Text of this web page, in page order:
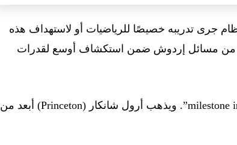
جرى تدريبه خصيصًا للرياضيات أو لاستهداف هذه
من مسائل إردوش ضمن استكشاف أوسع لقدرات
يصف تيم غاورز (ميدالية فيلدز) النتيجة بأنها “milestone in AI mathematics”. ويذهب أرول شانكار (Princeton) أبعد من